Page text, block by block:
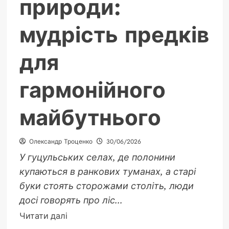
природи:
мудрість предків
для
гармонійного
майбутнього
Олександр Троценко 30/06/2026
У гуцульських селах, де полонини
купаються в ранкових туманах, а старі
буки стоять сторожами століть, люди
досі говорять про ліс...
Читати даліДокладніше